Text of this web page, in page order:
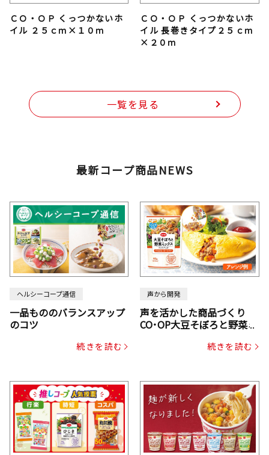
ＣＯ・ＯＰ くっつかないホ
イル ２５ｃｍ×１０ｍ
ＣＯ・ＯＰ くっつかないホ
イル 長巻きタイプ２５ｃｍ
×２０ｍ
一覧を見る
最新コープ商品NEWS
ヘルシーコープ通信
一品もののバランスアップ
のコツ
続きを読む
声から開発
声を活かした商品づくり
CO･OP大豆そぼろと野菜ミ
じん・コーン入り）続きを読む